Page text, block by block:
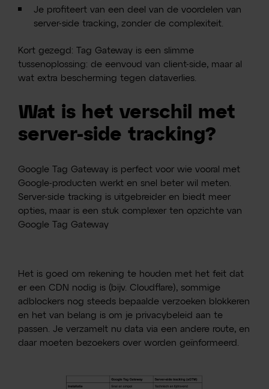
Je profiteert van een deel van de voordelen van
server-side tracking, zonder de complexiteit.
Kort gezegd: Tag Gateway is een slimme
tussenoplossing: de eenvoud van client-side, maar al
wat extra bescherming tegen dataverlies.
Wat is het verschil met
server-side tracking?
Google Tag Gateway is perfect voor wie vooral met
Google-producten werkt en snel beter wil meten.
Server-side tracking is uitgebreider en biedt meer
opties, maar is een stuk complexer ten opzichte van
Google Tag Gateway
Het is goed om rekening te houden met het feit dat
er een CDN nodig is (bijv. Cloudflare), sommige
adblockers nog steeds bepaalde verzoeken blokkeren
en het van belang is om je privacybeleid aan te
passen. Je verzamelt nu data via een andere route, en
daar moeten bezoekers over worden geïnformeerd.